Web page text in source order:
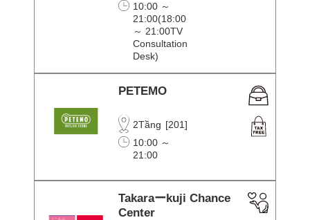
10:00 ～
21:00(18:00
～ 21:00TV
Consultation
Desk)
PETEMO
2Tầng [201]
10:00 ～
21:00
Takaraーkuji Chance
Center